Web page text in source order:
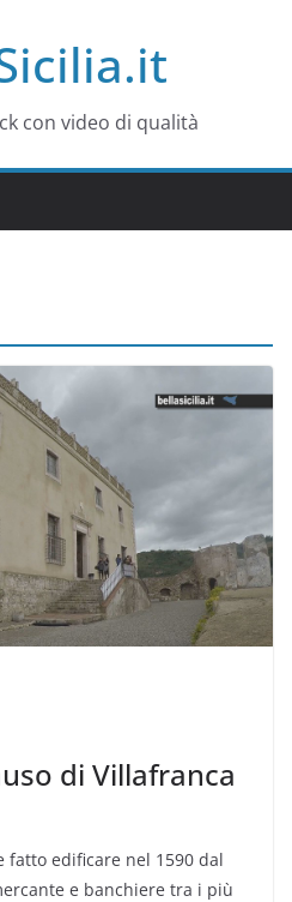
con video di qualità
di Villafranca
fatto edificare nel 1590 dal
e banchiere tra i più